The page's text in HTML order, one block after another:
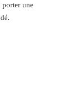
porter une